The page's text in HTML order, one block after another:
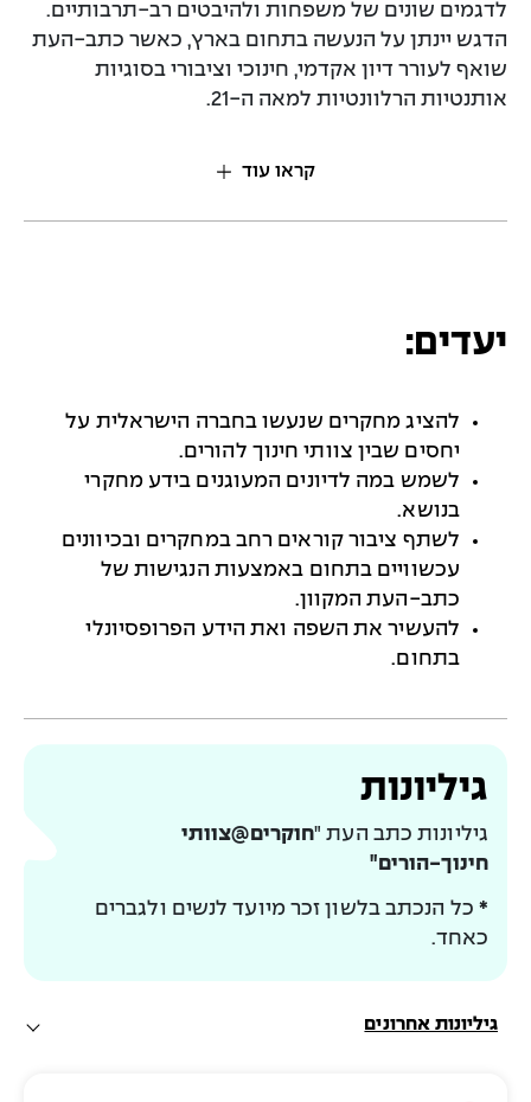
לדגמים שונים של משפחות ולהיבטים רב-תרבותיים.
הדגש יינתן על הנעשה בתחום בארץ, כאשר כתב-העת
שואף לעורר דיון אקדמי, חינוכי וציבורי בסוגיות
אותנטיות הרלוונטיות למאה ה-21.
קראו עוד
יעדים:
להציג מחקרים שנעשו בחברה הישראלית על
יחסים שבין צוותי חינוך להורים.
לשמש במה לדיונים המעוגנים בידע מחקרי
בנושא.
לשתף ציבור קוראים רחב במחקרים ובכיוונים
עכשוויים בתחום באמצעות הנגישות של
כתב-העת המקוון.
להעשיר את השפה ואת הידע הפרופסיונלי
בתחום.
גיליונות
גיליונות כתב העת "חוקרים@צוותי
חינוך-הורים"
* כל הנכתב בלשון זכר מיועד לנשים ולגברים
כאחד.
גיליונות אחרונים